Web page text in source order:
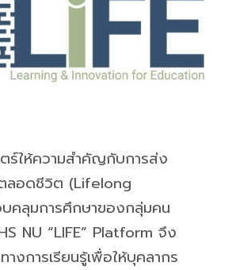
ร์ให้ความสำคัญกับการส่ง
ตลอดชีวิต (Lifelong
คลุมการศึกษาของกลุ่มคน
NU “LIFE” Platform จึง
งการเรียนรู้เพื่อให้บุคลากร